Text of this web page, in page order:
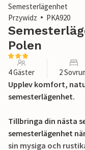
Semesterlägenhet
Przywidz
PKA920
Polen
4 Gäster 2
Upplev komfort,
semesterlägenhet.
Tillbringa din nästa
semesterlägenhet
sin mysiga och